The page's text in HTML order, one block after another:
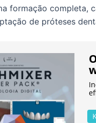
formação completa,
de próteses